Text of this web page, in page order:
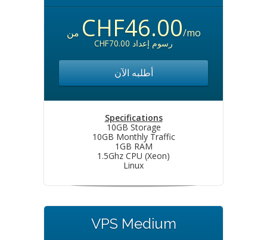
CHF46.00/mo
CHF70.00 رسوم إعداد
أطلبه الآن
Specifications
10GB Storage
10GB Monthly Traffic
1GB RAM
1.5Ghz CPU (Xeon)
Linux
VPS Medium